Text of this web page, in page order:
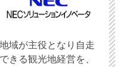
地域が主役となり自走
できる観光地経営を、